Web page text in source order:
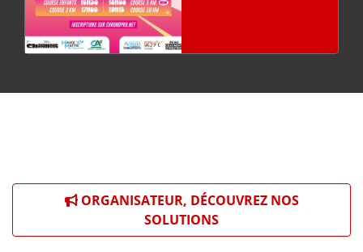
ORGANISATEUR, DÉCOUVREZ NOS
SOLUTIONS